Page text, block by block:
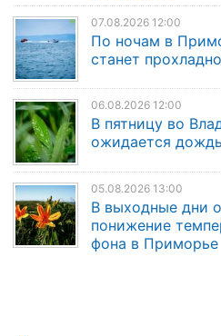
07.08.2026 12:00
По ночам в
станет прохладно
06.08.2026 12:00
В пятницу во
ожидается дождь
05.08.2026 13:00
В выходные дни
понижение
фона в Приморье